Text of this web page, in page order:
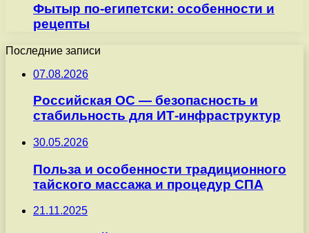
Фытыр по-египетски: особенности и
рецепты
Последние записи
07.08.2026
Российская ОС — безопасность и
стабильность для ИТ-инфраструктур
30.05.2026
Польза и особенности традиционного
тайского массажа и процедур СПА
21.11.2025